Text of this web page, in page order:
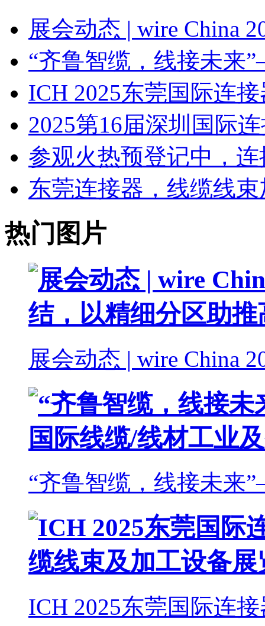
展会动态 | wire China
“齐鲁智缆，线接未来
ICH 2025东莞国际连
2025第16届深圳国际
参观火热预登记中，
东莞连接器，线缆线
热门图片
展会动态 | wire China
“齐鲁智缆，线接未来
ICH 2025东莞国际连